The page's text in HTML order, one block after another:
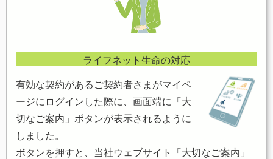
ライフネット生命の対応
有効な契約があるご契約者さまがマイペ
ージにログインした際に、画面端に「大
切なご案内」ボタンが表示されるように
しました。
ボタンを押すと、当社ウェブサイト「大切なご案内」